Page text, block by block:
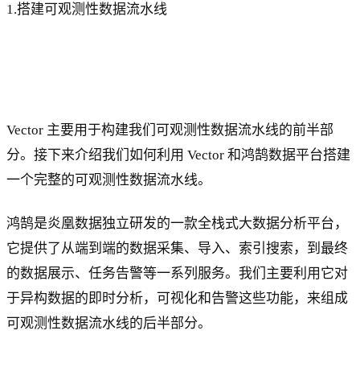
1.搭建可观测性数据流水线
Vector 主要用于构建我们可观测性数据流水线的前半部
分。接下来介绍我们如何利用 Vector 和鸿鹄数据平台搭建
一个完整的可观测性数据流水线。
鸿鹄是炎凰数据独立研发的一款全栈式大数据分析平台，
它提供了从端到端的数据采集、导入、索引搜索，到最终
的数据展示、任务告警等一系列服务。我们主要利用它对
于异构数据的即时分析，可视化和告警这些功能，来组成
可观测性数据流水线的后半部分。